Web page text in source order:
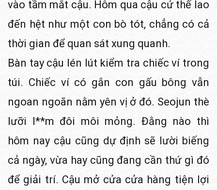
vào tầm mắt cậu. Hôm qua cậu cứ thế lao
đến hệt như một con bò tót, chẳng có cả
thời gian để quan sát xung quanh.
Bàn tay cậu lén lút kiểm tra chiếc ví trong
túi. Chiếc ví có gắn con gấu bông vẫn
ngoan ngoãn nằm yên vị ở đó. Seojun thè
lưỡi l**m đôi môi mỏng. Đằng nào thì
hôm nay cậu cũng dự định sẽ lười biếng
cả ngày, vừa hay cũng đang cần thứ gì đó
để giải trí. Cậu mở cửa cửa hàng tiện lợi